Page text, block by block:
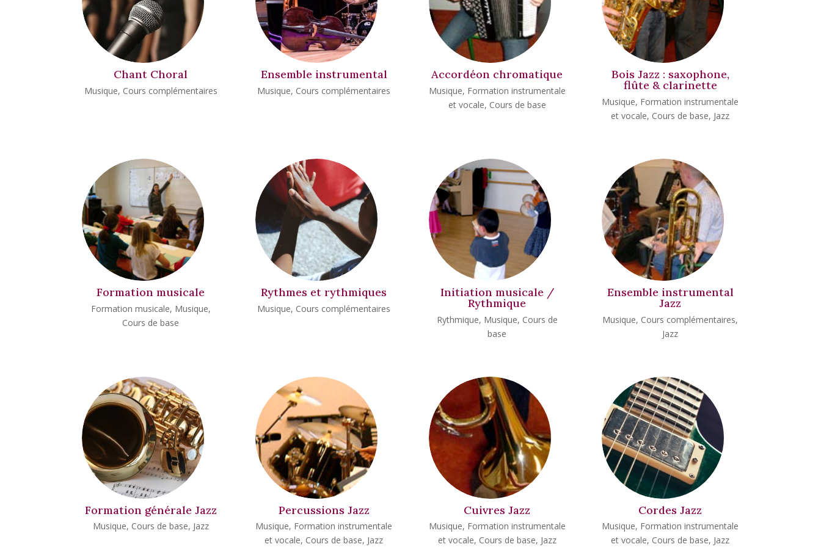
Chant Choral
Musique, Cours complémentaires
Ensemble instrumental
Musique, Cours complémentaires
Accordéon chromatique
Musique, Formation instrumentale
et vocale, Cours de base
Bois Jazz : saxophone,
flûte & clarinette
Musique, Formation instrumentale
et vocale, Cours de base, Jazz
Formation musicale
Formation musicale, Musique,
Cours de base
Rythmes et rythmiques
Musique, Cours complémentaires
Initiation musicale /
Rythmique
Rythmique, Musique, Cours de
base
Ensemble instrumental
Jazz
Musique, Cours complémentaires,
Jazz
Formation générale Jazz
Musique, Cours de base, Jazz
Percussions Jazz
Musique, Formation instrumentale
et vocale, Cours de base, Jazz
Cuivres Jazz
Musique, Formation instrumentale
et vocale, Cours de base, Jazz
Cordes Jazz
Musique, Formation instrumentale
et vocale, Cours de base, Jazz